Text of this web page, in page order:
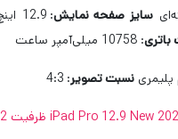
سایز صفحه نمایش: 12.9 اینچ
: 10758 میلی‌آمپر ساعت
پلیمرینسبت تصویر:
4:3